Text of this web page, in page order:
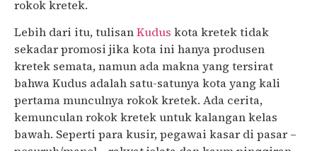
rokok kretek.
Lebih dari itu, tulisanKudus kota kretek tidak
sekadar promosi jika kota ini hanya produsen
kretek semata, namun ada makna yang tersirat
bahwa Kudus adalah satu-satunya kota yang kali
pertama munculnya rokok kretek. Ada cerita,
kemunculan rokok kretek untuk kalangan kelas
bawah. Seperti para kusir, pegawai kasar di pasar –